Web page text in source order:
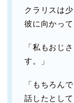
クラリスは
彼に向かっ
「私もおじ
す。」
「もちろん
話したとし